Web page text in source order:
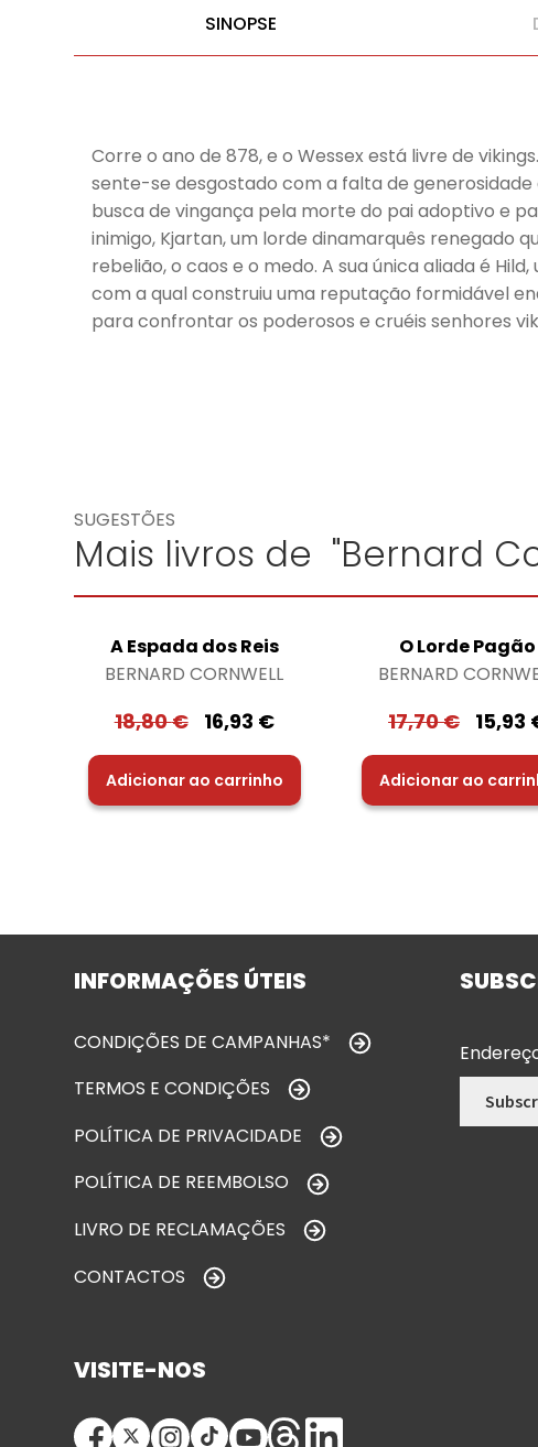
SINOPSE
Corre o ano de 878, e o Wessex está livre de
sente-se desgostado com a falta de
busca de vingança pela morte do pai adoptivo e
inimigo, Kjartan, um lorde dinamarquês renegado
rebelião, o caos e o medo. A sua única aliada é
com a qual construiu uma reputação formidável
para confrontar os poderosos e cruéis senhores
SUGESTÕES
Mais livros de "Bernard
A Espada dos Reis
BERNARD CORNWELL
18,80€ 16,93 €
Adicionar ao carrinho
O Lorde Pagão
BERNARD
17,70€ 15,93
Adicionar ao
INFORMAÇÕES ÚTEIS
CONDIÇÕES DE CAMPANHAS*
TERMOS E CONDIÇÕES
POLÍTICA DE PRIVACIDADE
POLÍTICA DE REEMBOLSO
LIVRO DE RECLAMAÇÕES
CONTACTOS
VISITE-NOS